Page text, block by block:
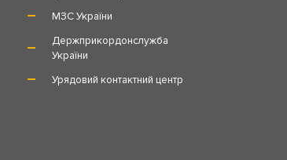
МЗС України
Держприкордонслужба
України
Урядовий контактний центр